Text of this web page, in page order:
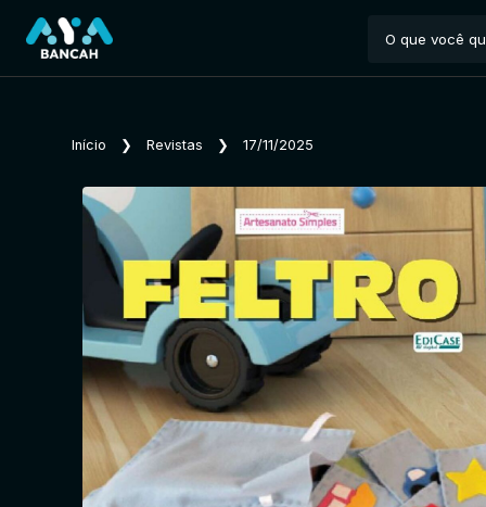
Início ❯ Revistas ❯ 17/11/2025